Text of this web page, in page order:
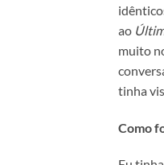
ao
muito
tinha
Como